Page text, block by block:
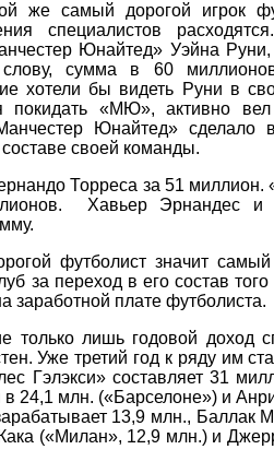
же самый дорогой игрок
специалистов
Юнайтед» Уэйна
сумма в 60
хотели бы видеть Руни в
покидать «МЮ», активно
Юнайтед» сделало
своей команды.
Торреса за 51
Хавьер Эрнандес
футболист значит
за переход в его состав
заработной плате футболиста.
только лишь годовой доход
Уже третий год к ряду им
Гэлэкси» составляет 31
в 24,1 млн. («Барселоне») и
13,9 млн., Баллак
(«Милан», 12,9 млн.) и